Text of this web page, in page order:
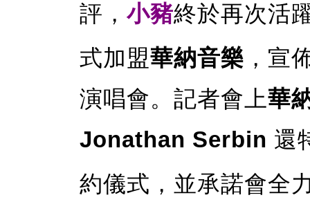
評， 小豬終於再次活
式加盟華納音樂 ，宣
演唱會。記者會上華
Jonathan Serbin 還
約儀式，並承諾會全